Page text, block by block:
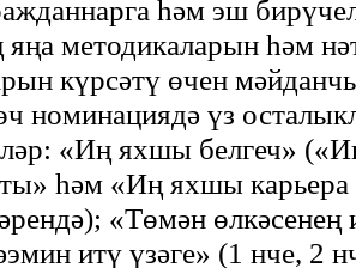
һәм эш
яңа методикаларын һәм
күрсәтү өчен
номинациядә үз
«Иң яхшы белгеч»
һәм «Иң яхшы карьера
«Төмән
итү үзәге» (1 нче, 2